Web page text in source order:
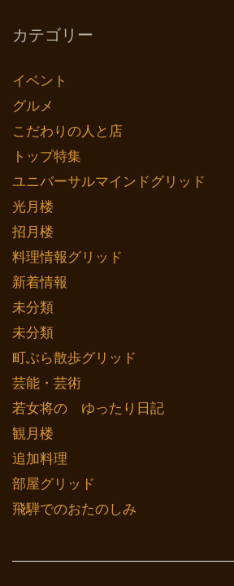
カテゴリー
イベント
グルメ
こだわりの人と店
トップ特集
ユニバーサルマインドグリッド
光月楼
招月楼
料理情報グリッド
新着情報
未分類
未分類
町ぶら散歩グリッド
芸能・芸術
若女将の ゆったり日記
観月楼
追加料理
部屋グリッド
飛騨でのおたのしみ